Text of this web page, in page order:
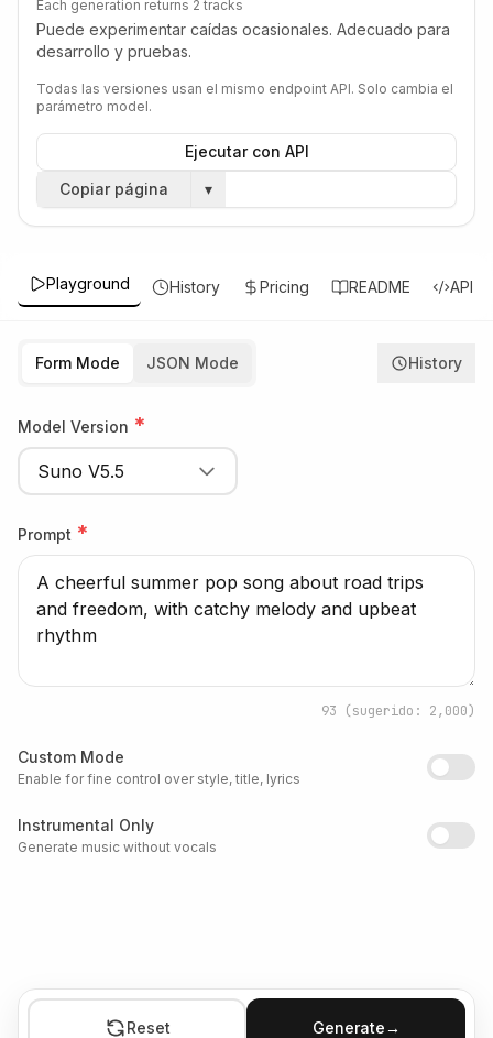
Each generation returns 2 tracks
Puede experimentar caídas ocasionales. Adecuado para
desarrollo y pruebas.
Todas las versiones usan el mismo endpoint API. Solo cambia el
parámetro model.
Ejecutar con API
Copiar página
▾
Playground History Pricing README API
Form Mode JSON Mode History
Model Version *
Suno V5.5
Prompt *
93 (sugerido: 2,000)
Custom Mode
Enable for fine control over style, title, lyrics
Instrumental Only
Generate music without vocals
Reset Generate→